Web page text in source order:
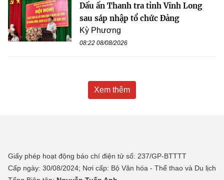
Dấu ấn Thanh tra tỉnh Vĩnh Long
sau sáp nhập tổ chức Đảng
Kỳ Phương
08:22 08/08/2026
Xem thêm
Giấy phép hoạt động báo chí điện tử số: 237/GP-BTTTT
Cấp ngày: 30/08/2024; Nơi cấp: Bộ Văn hóa - Thể thao và Du lịch